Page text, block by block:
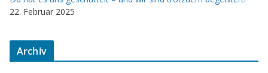
22. Februar 2025
Archiv